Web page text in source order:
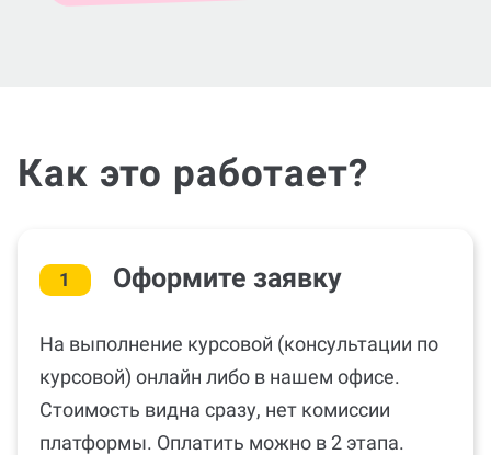
Как это работает?
1 Оформите заявку
На выполнение курсовой (консультации по
курсовой) онлайн либо в нашем офисе.
Стоимость видна сразу, нет комиссии
платформы. Оплатить можно в 2 этапа.